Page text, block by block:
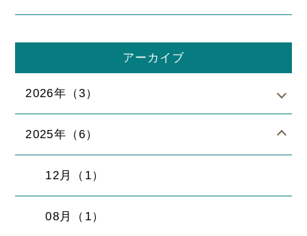
アーカイブ
2026年（3）
2025年（6）
12月（1）
08月（1）